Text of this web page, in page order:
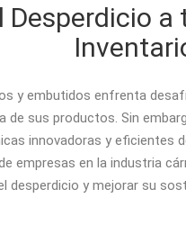
Desperdicio
y embutidos enfrenta
de sus productos. Sin
innovadoras y eficientes
empresas en la industria
desperdicio y mejorar su